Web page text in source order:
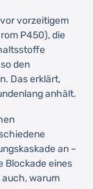
vorzeitigem
P450), die
den
Das erklärt,
anhält.
an –
Blockade eines
auch, warum